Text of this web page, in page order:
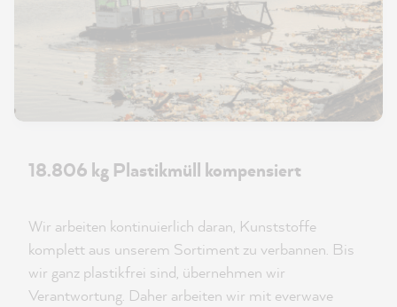
18.806 kg Plastikmüll kompensiert
Wir arbeiten kontinuierlich daran, Kunststoffe
komplett aus unserem Sortiment zu verbannen. Bis
wir ganz plastikfrei sind, übernehmen wir
Verantwortung. Daher arbeiten wir mit everwave